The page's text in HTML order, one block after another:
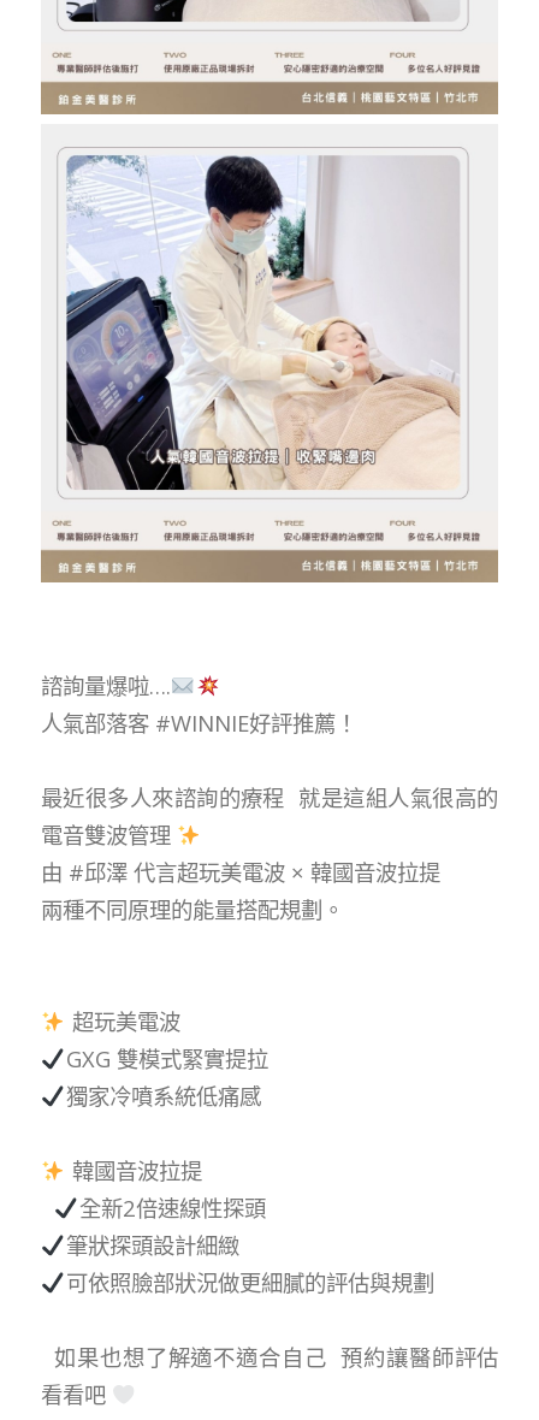
諮詢量爆啦….
人氣部落客 #WINNIE好評推薦！
最近很多人來諮詢的療程 就是這組人氣很高的
電音雙波管理
由 #邱澤代言超玩美電波 × 韓國音波拉提
兩種不同原理的能量搭配規劃。
超玩美電波
GXG 雙模式緊實提拉
獨家冷噴系統低痛感
韓國音波拉提
全新2倍速線性探頭
筆狀探頭設計細緻
可依照臉部狀況做更細膩的評估與規劃
如果也想了解適不適合自己 預約讓醫師評估
看看吧